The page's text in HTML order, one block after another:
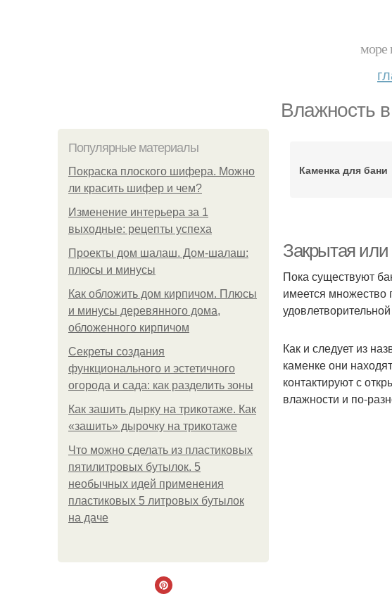
море
Влажность
Популярные материалы
Покраска плоского шифера. Можно
ли красить шифер и чем?
Изменение интерьера за 1
выходные: рецепты успеха
Проекты дом шалаш. Дом-шалаш:
плюсы и минусы
Как обложить дом кирпичом. Плюсы
и минусы деревянного дома,
обложенного кирпичом
Секреты создания
функционального и эстетичного
огорода и сада: как разделить зоны
Как зашить дырку на трикотаже. Как
«зашить» дырочку на трикотаже
Что можно сделать из пластиковых
пятилитровых бутылок. 5
необычных идей применения
пластиковых 5 литровых бутылок
на даче
Каменка для бани
Закрытая или
Пока существуют
имеется множество
Как и следует из
каменке они
контактируют с
влажности и по-